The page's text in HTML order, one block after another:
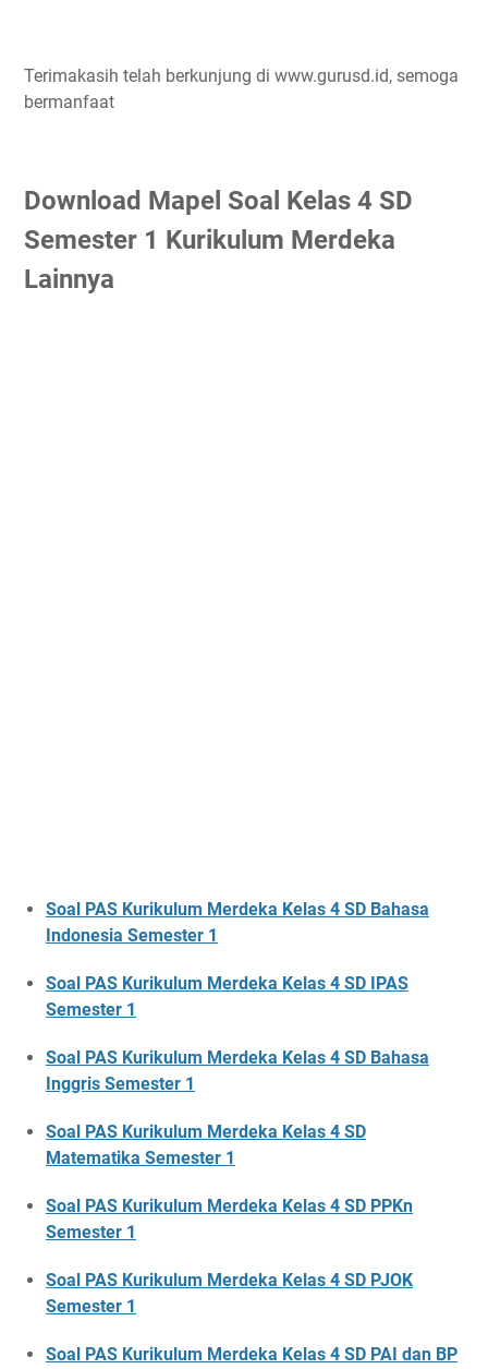
Terimakasih telah berkunjung di www.gurusd.id, semoga
bermanfaat
Download Mapel Soal Kelas 4 SD
Semester 1 Kurikulum Merdeka
Lainnya
Soal PAS Kurikulum Merdeka Kelas 4 SD Bahasa
Indonesia Semester 1
Soal PAS Kurikulum Merdeka Kelas 4 SD IPAS
Semester 1
Soal PAS Kurikulum Merdeka Kelas 4 SD Bahasa
Inggris Semester 1
Soal PAS Kurikulum Merdeka Kelas 4 SD
Matematika Semester 1
Soal PAS Kurikulum Merdeka Kelas 4 SD PPKn
Semester 1
Soal PAS Kurikulum Merdeka Kelas 4 SD PJOK
Semester 1
Soal PAS Kurikulum Merdeka Kelas 4 SD PAI dan BP